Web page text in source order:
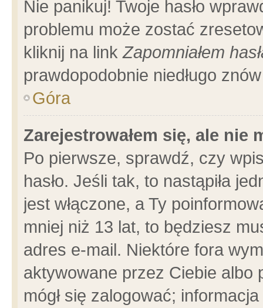
Nie panikuj! Twoje hasło
problemu może zostać
kliknij na linkZapomniałem
prawdopodobnie niedługo
Góra
Zarejestrowałem się, ale nie
Po pierwsze, sprawdź, czy
hasło. Jeśli tak, to nastąpiła
jest włączone, a Ty
mniej niż 13 lat, to będziesz
adres e-mail. Niektóre fora
aktywowane przez Ciebie albo
mógł się zalogować;